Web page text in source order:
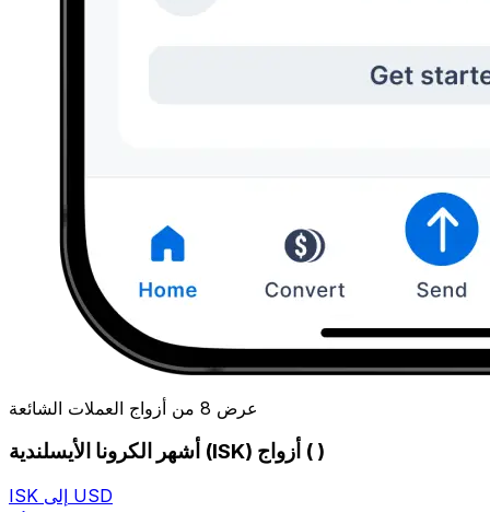
عرض 8 من أزواج العملات الشائعة
أشهر الكرونا الأيسلندية (ISK) أزواج ( )
ISK إلى USD